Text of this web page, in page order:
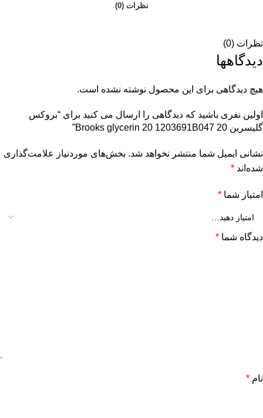
نظرات (0)
نظرات (0)
دیدگاهها
هیچ دیدگاهی برای این محصول نوشته نشده است.
اولین نفری باشید که دیدگاهی را ارسال می کنید برای “بروکس
گلیسرین 20 Brooks glycerin 20 1203691B047”
نشانی ایمیل شما منتشر نخواهد شد. بخش‌های موردنیاز علامت‌گذاری
شده‌اند *
امتیاز شما *
دیدگاه شما *
نام *